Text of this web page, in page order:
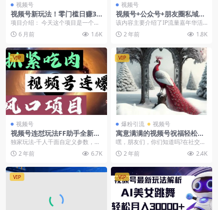
视频号
视频号新玩法！零门槛日赚30
0+，简单易上手，人人可操作
项目介绍： 今天这个项目是一个视
频号的小众玩法哈。大家应该都知
道视频号分成计划，...
6 月前 1.6K
视频号
视频号+公众号+朋友圈私域变
现体系拆解，全体平台流量枯
竭下的应对策略
该内容主要介绍了IP流量嘉年华活
动，强调了活动的亮点和参会嘉
宾。活动包括1000...
2 年前 1.8K
VIP
视频号
视频号连怼玩法FF助手全新高
自由万能爆闪AB处理
独家玩法-千人千面自定义参数，自
定义抽帧，可兼容市面所有爆闪ab
会...2 年前 6.7K
VIP
爆粉引流 视频号
寓意满满的视频号祝福轻松涨
粉又带货
嘿，朋友们，你们知道吗?在社交媒
体的大里，视频号可是个藏宝地，
但要是没摸清门道，...
2 年前 2.4K
VIP VIP